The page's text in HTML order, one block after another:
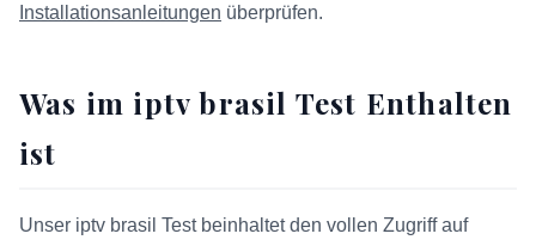
Installationsanleitungen überprüfen.
Was im iptv brasil Test Enthalten
ist
Unser iptv brasil Test beinhaltet den vollen Zugriff auf